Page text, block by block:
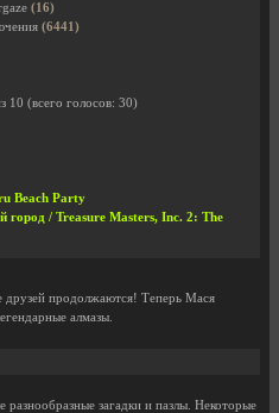
(16)
(6441)
10 (всего голосов: 30)
Beach Party
город / Treasure Masters, Inc. 2: The
друзей продолжаются! Теперь Мася
алмазы.
загадки и пазлы. Некоторые